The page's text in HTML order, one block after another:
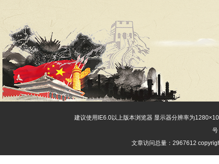
建议使用IE6.0以上版本浏览器 显示器分辨率为
号
文章访问总量：2967612